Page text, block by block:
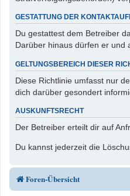
GESTATTUNG DER
Du gestattest dem Betreiber
Darüber hinaus dürfen er und
GELTUNGSBEREICH DIESER
Diese Richtlinie umfasst nur
dich darüber gesondert
AUSKUNFTSRECHT
Der Betreiber erteilt dir auf
Du kannst jederzeit die
Foren-Übersicht